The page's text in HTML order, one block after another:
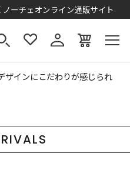
ーチェオンライン通販サイト
ザインにこだわりが感じられ